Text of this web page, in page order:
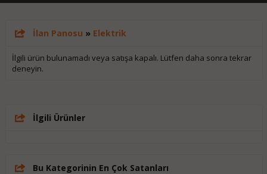
İlan Panosu » Elektrik
İlgili ürün bulunamadı veya satışa kapalı. Lütfen daha sonra tekrar
deneyin.
İlgili Ürünler
Bu Kategorinin En Çok Satanları